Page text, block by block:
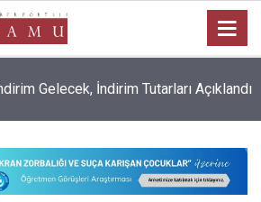
Gelecek, İndirim Tutarları Açıklandı